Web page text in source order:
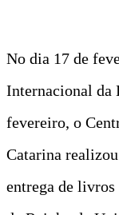
No dia 17 de
Internacional da
fevereiro, o
Catarina
entrega de livros